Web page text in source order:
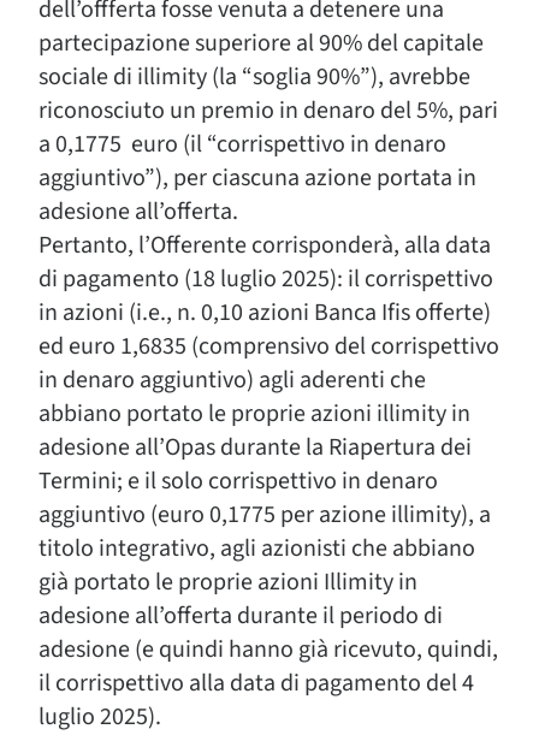
dell’offferta fosse venuta a detenere una
partecipazione superiore al 90% del capitale
sociale di illimity (la “soglia 90%”), avrebbe
riconosciuto un premio in denaro del 5%, pari
a 0,1775 euro (il “corrispettivo in denaro
aggiuntivo”), per ciascuna azione portata in
adesione all’offerta.
Pertanto, l’Offerente corrisponderà, alla data
di pagamento (18 luglio 2025): il corrispettivo
in azioni (i.e., n. 0,10 azioni Banca Ifis offerte)
ed euro 1,6835 (comprensivo del corrispettivo
in denaro aggiuntivo) agli aderenti che
abbiano portato le proprie azioni illimity in
adesione all’Opas durante la Riapertura dei
Termini; e il solo corrispettivo in denaro
aggiuntivo (euro 0,1775 per azione illimity), a
titolo integrativo, agli azionisti che abbiano
già portato le proprie azioni Illimity in
adesione all’offerta durante il periodo di
adesione (e quindi hanno già ricevuto, quindi,
il corrispettivo alla data di pagamento del 4
luglio 2025).